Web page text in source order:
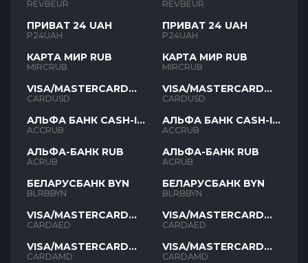
REVBEUR
ПРИВАТ 24 UAH
P24UAH
КАРТА МИР RUB
MIRCRUB
VISA/MASTERCARD
USD
CARDUSD
АЛЬФА БАНК CASH-IN
RUB
ACCRUB
АЛЬФА-БАНК RUB
ACRUB
БЕЛАРУСБАНК BYN
BLRBBYN
VISA/MASTERCARD
AED
CARDAED
VISA/MASTERCARD
AMD
CARDAMD
REVBEUR
ПРИВАТ 24 UAH
P24UAH
КАРТА МИР RUB
MIRCRUB
VISA/MASTERCARD
USD
CARDUSD
АЛЬФА БАНК CASH-IN
RUB
ACCRUB
АЛЬФА-БАНК RUB
ACRUB
БЕЛАРУСБАНК BYN
BLRBBYN
VISA/MASTERCARD
AED
CARDAED
VISA/MASTERCARD
AMD
CARDAMD